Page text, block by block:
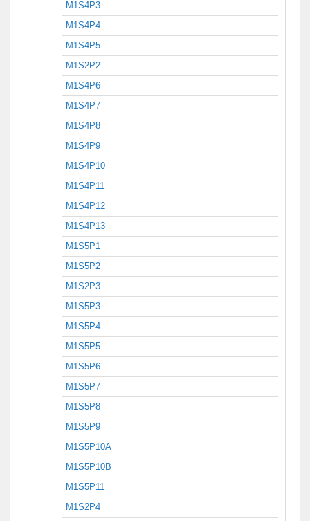
M1S4P3
M1S4P4
M1S4P5
M1S2P2
M1S4P6
M1S4P7
M1S4P8
M1S4P9
M1S4P10
M1S4P11
M1S4P12
M1S4P13
M1S5P1
M1S5P2
M1S2P3
M1S5P3
M1S5P4
M1S5P5
M1S5P6
M1S5P7
M1S5P8
M1S5P9
M1S5P10A
M1S5P10B
M1S5P11
M1S2P4